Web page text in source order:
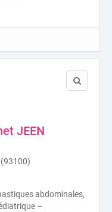
JEEN
abdominales,
–